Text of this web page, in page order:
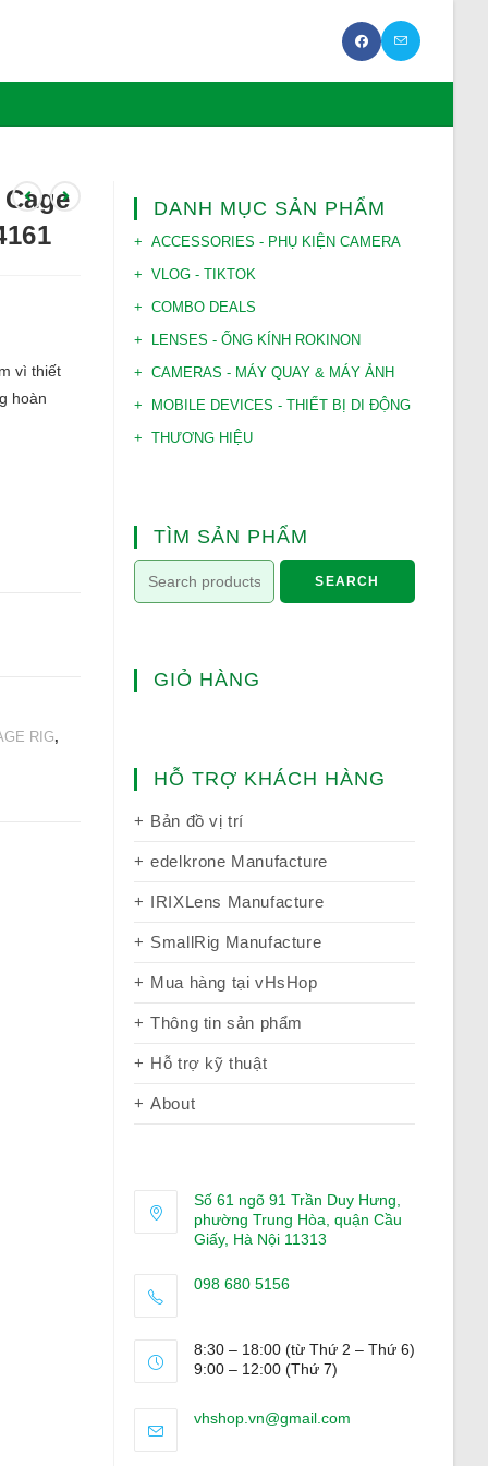
vì thiết
hoàn
RIG,
DANH MỤC SẢN PHẨM
ACCESSORIES - PHỤ KIỆN CAMERA
VLOG - TIKTOK
COMBO DEALS
LENSES - ỐNG KÍNH ROKINON
CAMERAS - MÁY QUAY & MÁY ẢNH
MOBILE DEVICES - THIẾT BỊ DI ĐỘNG
THƯƠNG HIỆU
TÌM SẢN PHẨM
SEARCH
GIỎ HÀNG
HỖ TRỢ KHÁCH HÀNG
Bản đồ vị trí
edelkrone Manufacture
IRIXLens Manufacture
SmallRig Manufacture
Mua hàng tại vHsHop
Thông tin sản phẩm
Hỗ trợ kỹ thuật
About
Số 61 ngõ 91 Trần Duy Hưng,
phường Trung Hòa, quận Cầu
Giấy, Hà Nội 11313
098 680 5156
your
8:30 – 18:00 (từ Thứ 2 – Thứ 6)
9:00 – 12:00 (Thứ 7)
vhshop.vn@gmail.comOpens